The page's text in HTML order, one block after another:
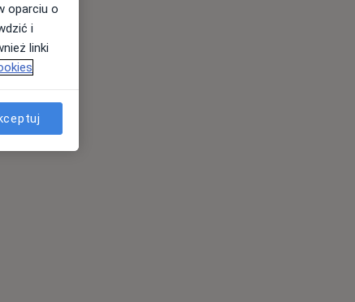
oparciu o
i
linki